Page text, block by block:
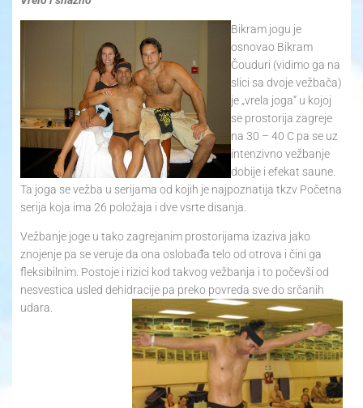
Bikram jogu je
osnovao Bikram
Čouduri (vidimo ga na
slici sa dvoje vežbača)
je „vrela joga“ u kojoj
se prostorija zagreje
na 30 – 40 C pa se uz
intenzivno vežbanje
dobije i efekat saune.
Ta joga se vežba u serijama od kojih je najpoznatija tkzv Početna
serija koja ima 26 položaja i dve vsrte disanja.
Vežbanje joge u tako zagrejanim prostorijama izaziva jako
znojenje pa se veruje da ona oslobađa telo od otrova i čini ga
fleksibilnim. Postoje i rizici kod takvog vežbanja i to počevši od
nesvestica usled dehidracije pa preko povreda sve do srčanih
udara.